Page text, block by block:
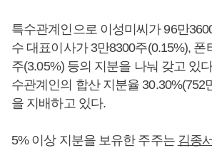
특수관계인으로 이성미씨가 96만
수 대표이사가 3만8300주(0.15%), 폰
주(3.05%) 등의 지분을 나눠 갖고 있
수관계인의 합산 지분율 30.30%(752
을 지배하고 있다.
5% 이상 지분을 보유한 주주는 김종서